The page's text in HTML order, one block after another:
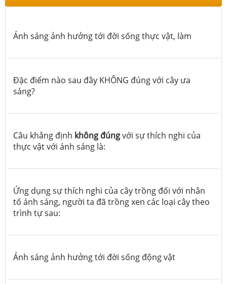
Ánh sáng ảnh hưởng tới đời sống thực vật, làm
Đặc điểm nào sau đây KHÔNG đúng với cây ưa
sáng?
Câu khẳng định không đúngvới sự thích nghi của
thực vật với ánh sáng là:
Ứng dụng sự thích nghi của cây trồng đối với nhân
tố ánh sáng, người ta đã trồng xen các loại cây theo
trình tự sau:
Ánh sáng ảnh hưởng tới đời sống động vật